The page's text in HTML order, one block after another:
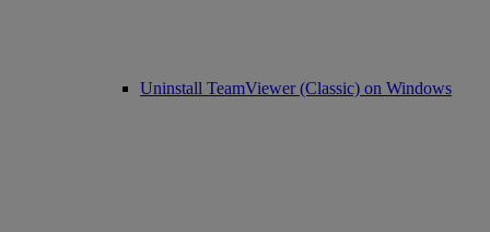
Uninstall TeamViewer (Classic) on Windows